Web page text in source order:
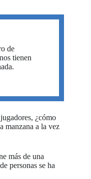
de
tienen
¿cómo
manzana a la vez
más de una
personas se ha